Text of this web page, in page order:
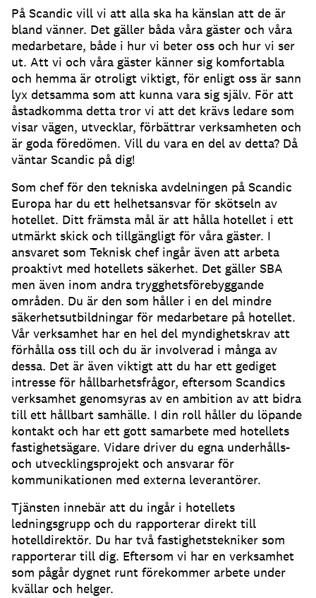
På Scandic vill vi att alla ska ha känslan att de är
bland vänner. Det gäller båda våra gäster och våra
medarbetare, både i hur vi beter oss och hur vi ser
ut. Att vi och våra gäster känner sig komfortabla
och hemma är otroligt viktigt, för enligt oss är sann
lyx detsamma som att kunna vara sig själv. För att
åstadkomma detta tror vi att det krävs ledare som
visar vägen, utvecklar, förbättrar verksamheten och
är goda föredömen. Vill du vara en del av detta? Då
väntar Scandic på dig!
Som chef för den tekniska avdelningen på Scandic
Europa har du ett helhetsansvar för skötseln av
hotellet. Ditt främsta mål är att hålla hotellet i ett
utmärkt skick och tillgängligt för våra gäster. I
ansvaret som Teknisk chef ingår även att arbeta
proaktivt med hotellets säkerhet. Det gäller SBA
men även inom andra trygghetsförebyggande
områden. Du är den som håller i en del mindre
säkerhetsutbildningar för medarbetare på hotellet.
Vår verksamhet har en hel del myndighetskrav att
förhålla oss till och du är involverad i många av
dessa. Det är även viktigt att du har ett gediget
intresse för hållbarhetsfrågor, eftersom Scandics
verksamhet genomsyras av en ambition av att bidra
till ett hållbart samhälle. I din roll håller du löpande
kontakt och har ett gott samarbete med hotellets
fastighetsägare. Vidare driver du egna underhålls-
och utvecklingsprojekt och ansvarar för
kommunikationen med externa leverantörer.
Tjänsten innebär att du ingår i hotellets
ledningsgrupp och du rapporterar direkt till
hotelldirektör. Du har två fastighetstekniker som
rapporterar till dig. Eftersom vi har en verksamhet
som pågår dygnet runt förekommer arbete under
kvällar och helger.